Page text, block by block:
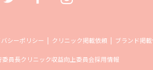
シーポリシー クリニック掲載依頼 ブランド掲
委員長クリニック収益向上委員会採用情報